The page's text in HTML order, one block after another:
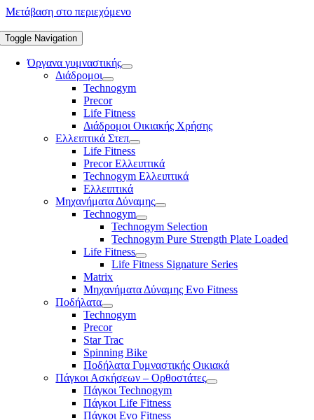
Μετάβαση στο περιεχόμενο
Toggle Navigation
Όργανα γυμναστικής
Διάδρομοι
Technogym
Precor
Life Fitness
Διάδρομοι Οικιακής Χρήσης
Ελλειπτικά Στεπ
Life Fitness
Precor Ελλειπτικά
Technogym Ελλειπτικά
Ελλειπτικά
Μηχανήματα Δύναμης
Technogym
Technogym Selection
Technogym Pure Strength Plate Loaded
Life Fitness
Life Fitness Signature Series
Matrix
Μηχανήματα Δύναμης Evo Fitness
Ποδήλατα
Technogym
Precor
Star Trac
Spinning Bike
Ποδήλατα Γυμναστικής Οικιακά
Πάγκοι Ασκήσεων – Ορθοστάτες
Πάγκοι Technogym
Πάγκοι Life Fitness
Πάγκοι Evo Fitness